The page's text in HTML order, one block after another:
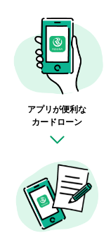
アプリが便利な
カードローン